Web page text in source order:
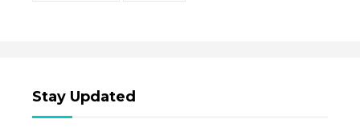
Stay Updated